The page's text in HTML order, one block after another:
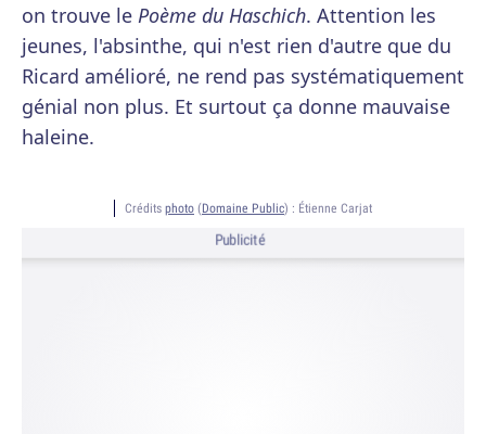
on trouve le Poème du Haschich. Attention les
jeunes, l'absinthe, qui n'est rien d'autre que du
Ricard amélioré, ne rend pas systématiquement
génial non plus. Et surtout ça donne mauvaise
haleine.
Crédits photo (Domaine Public) : Étienne Carjat
Publicité